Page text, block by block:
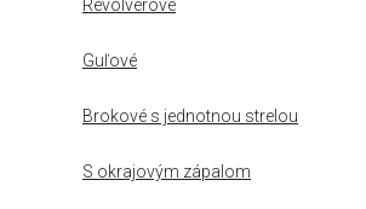
Revolverové
Guľové
Brokové s jednotnou strelou
S okrajovým zápalom